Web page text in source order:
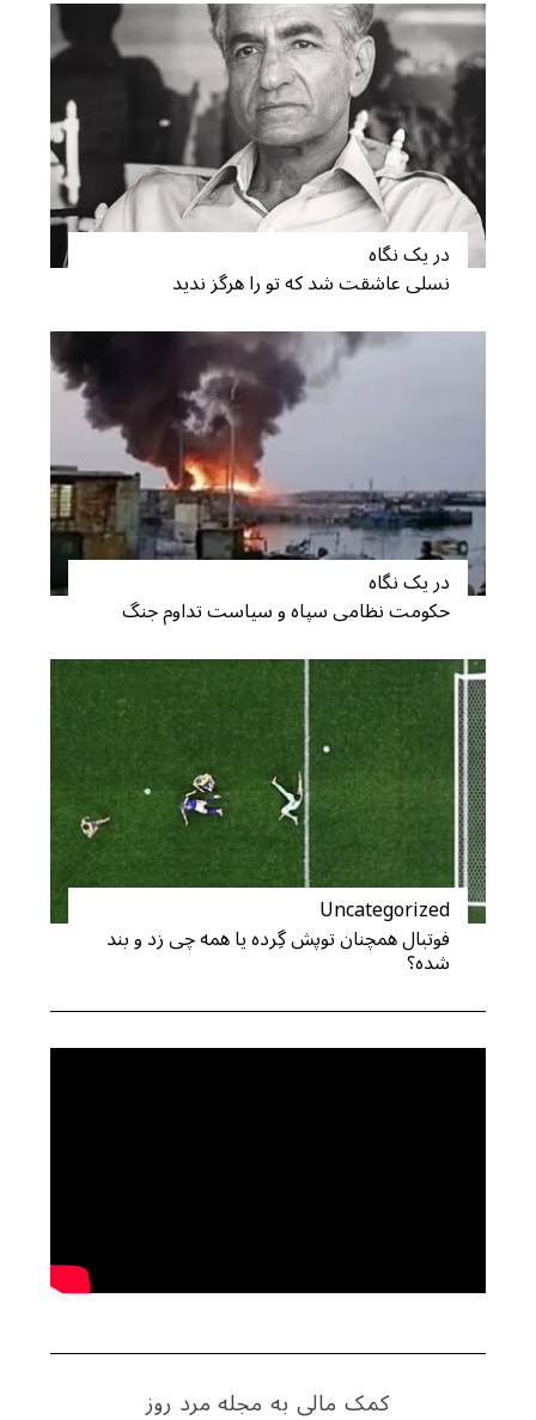
در یک نگاه
نسلی عاشقت شد که تو را هرگز ندید
در یک نگاه
حکومت نظامی سپاه و سیاست تداوم جنگ
Uncategorized
فوتبال همچنان توپش گِرده یا همه چی زد و بند
شده؟
کمک مالی به مجله مرد روز
S
a
r